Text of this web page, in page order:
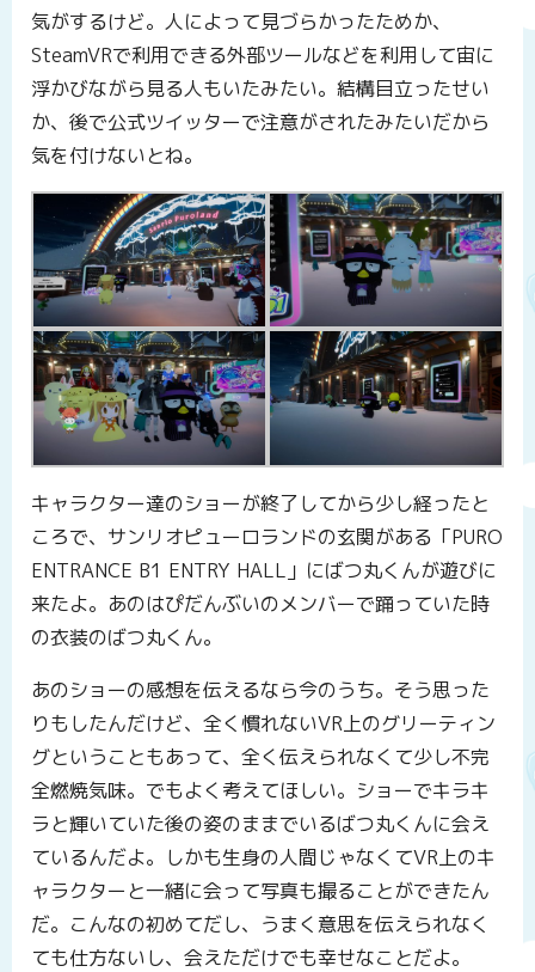
気がするけど。人によって見づらかったためか、
SteamVRで利用できる外部ツールなどを利用して宙に
浮かびながら見る人もいたみたい。結構目立ったせい
か、後で公式ツイッターで注意がされたみたいだから
気を付けないとね。
キャラクター達のショーが終了してから少し経ったと
ころで、サンリオピューロランドの玄関がある「PURO
ENTRANCE B1 ENTRY HALL」にばつ丸くんが遊びに
来たよ。あのはぴだんぶいのメンバーで踊っていた時
の衣装のばつ丸くん。
あのショーの感想を伝えるなら今のうち。そう思った
りもしたんだけど、全く慣れないVR上のグリーティン
グということもあって、全く伝えられなくて少し不完
全燃焼気味。でもよく考えてほしい。ショーでキラキ
ラと輝いていた後の姿のままでいるばつ丸くんに会え
ているんだよ。しかも生身の人間じゃなくてVR上のキ
ャラクターと一緒に会って写真も撮ることができたん
だ。こんなの初めてだし、うまく意思を伝えられなく
ても仕方ないし、会えただけでも幸せなことだよ。